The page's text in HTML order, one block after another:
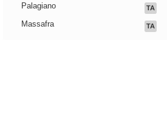
Palagiano TA
Massafra TA